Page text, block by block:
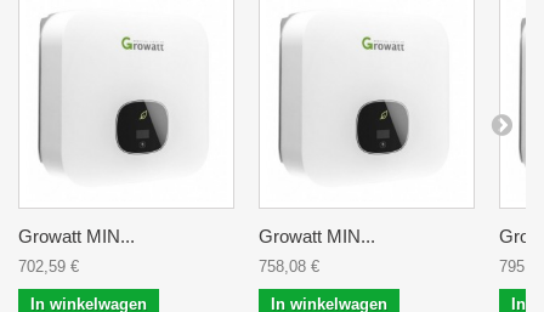
Growatt MIN...
702,59 €
In winkelwagen
Growatt MIN...
758,08 €
In winkelwagen In